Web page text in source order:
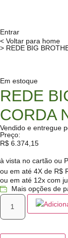
Entrar
< Voltar para home
> REDE BIG
Em estoque
REDE
CORDA
Vendido e entregue
Preço:
R$ 6.374,15
à vista no cartão ou
ou em até 4X de R$
ou em até 12x com
Mais opções de